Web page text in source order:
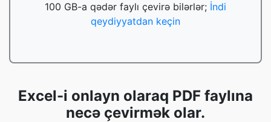
100 GB-a qədər faylı çevirə bilərlər; İndi
qeydiyyatdan keçin
Excel-i onlayn olaraq PDF faylına
necə çevirmək olar.